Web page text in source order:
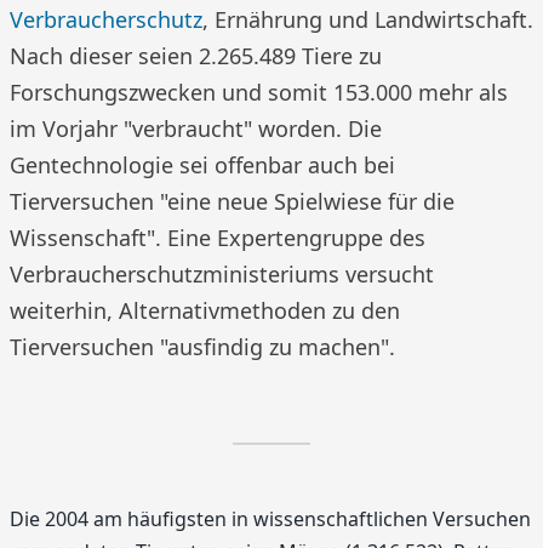
Verbraucherschutz, Ernährung und Landwirtschaft.
Nach dieser seien 2.265.489 Tiere zu
Forschungszwecken und somit 153.000 mehr als
im Vorjahr "verbraucht" worden. Die
Gentechnologie sei offenbar auch bei
Tierversuchen "eine neue Spielwiese für die
Wissenschaft". Eine Expertengruppe des
Verbraucherschutzministeriums versucht
weiterhin, Alternativmethoden zu den
Tierversuchen "ausfindig zu machen".
Die 2004 am häufigsten in wissenschaftlichen Versuchen